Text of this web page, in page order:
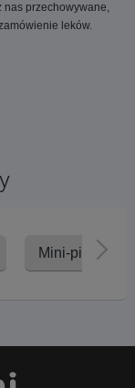
nas przechowywane,
leków.
Mini-pigułki